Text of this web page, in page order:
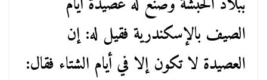
الصيف بالإسكندرية فقيل له: إن
العصيدة لا تكون إلا في أيام الشتاء فقال: